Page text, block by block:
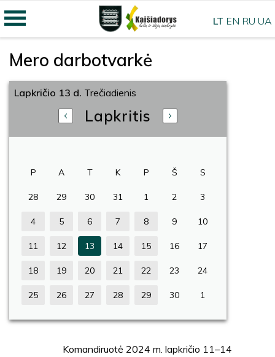
Mero darbotvarkė
Lapkričio 13 d. Trečiadienis
Lapkritis
P A T K P Š S
28 29 30 31 1 2 3
4 5 6 7 8 9 10
11 12 13 14 15 16 17
18 19 20 21 22 23 24
25 26 27 28 29 30 1
Komandiruotė 2024 m. lapkričio 11–14
LT EN RU UA